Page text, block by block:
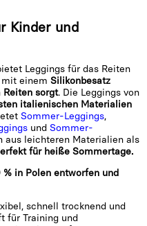
Kinder und
Leggings für das Reiten
einem Silikonbesatz
sorgt. Die Leggings von
italienischen Materialien
Sommer-Leggings,
und Sommer-
aus leichteren Materialien als
für heiße Sommertage.
in Polen entworfen und
schnell trocknend und
für Training und